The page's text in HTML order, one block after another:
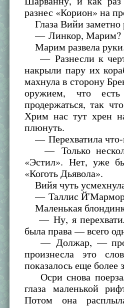
разнес «Корион» на
Глаза Вийи заметно
— Линкор, Марим?
Марим развела
— Разнесли к
накрыли пару их
махнула в сторону
оружием, что
продержаться, так
Хрим нас тут хрен
плюнуть.
— Перехватила что-
— Только
«Эстил». Нет, уже
«Коготь Дьявола».
Вийя чуть
— Таллис Й'Мармор
Маленькая
— Ну, я
была права — всего
— Должар, —
произнесла это
показалось еще более
Осри снова
глаза маленькой
Потом она